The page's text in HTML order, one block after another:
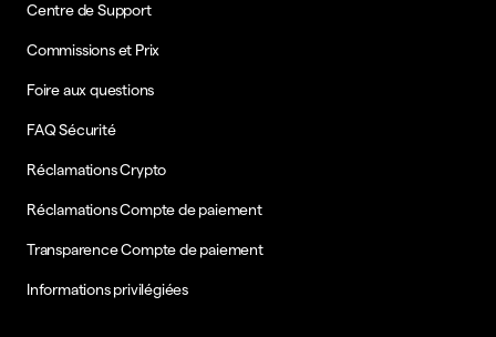
Centre de Support
Commissions et Prix
Foire aux questions
FAQ Sécurité
Réclamations Crypto
Réclamations Compte de paiement
Transparence Compte de paiement
Informations privilégiées